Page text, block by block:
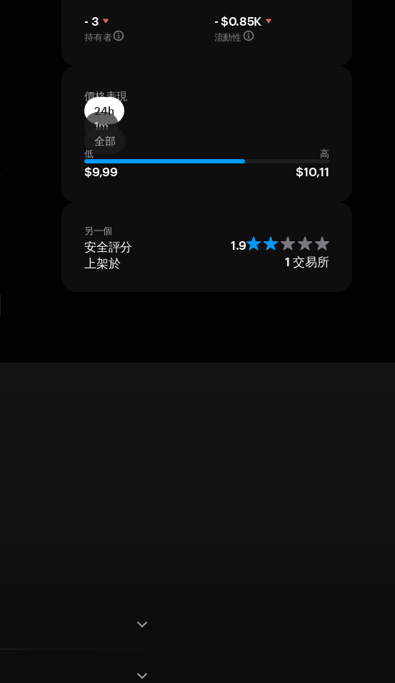
- 3
持有者
- $0.85K
流動性
價格表現
24h
1m
全部
低 高
$9,99 $10,11
另一個
安全評分 1.9
上架於 1 交易所